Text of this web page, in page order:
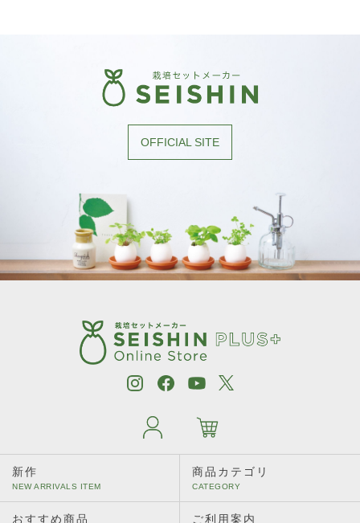
OFFICIAL SITE
新作 商品カテゴリ
おすすめ商品 ご利用案内